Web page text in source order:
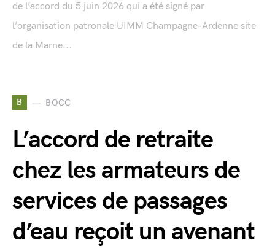
de l’accord du 5 juin 2026 qui a été signé par
l’organisation patronale UIMM Champagne-Ardenne site
de la Marne...
B BOCC
L’accord de retraite
chez les armateurs de
services de passages
d’eau reçoit un avenant